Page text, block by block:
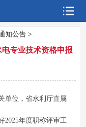
知公告>
专业技术资格申报
单位，省水利厅直属
2025年度职称评审工